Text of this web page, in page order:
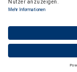
Cookie Einstellungen